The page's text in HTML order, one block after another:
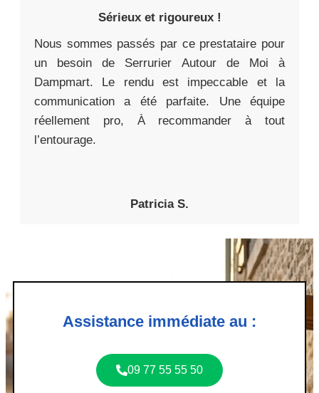
Sérieux et rigoureux !
Nous sommes passés par ce prestataire pour
un besoin de Serrurier Autour de Moi à
Dampmart. Le rendu est impeccable et la
communication a été parfaite. Une équipe
réellement pro, À recommander à tout
l’entourage.
Patricia S.
Assistance immédiate au :
09 77 55 55 50